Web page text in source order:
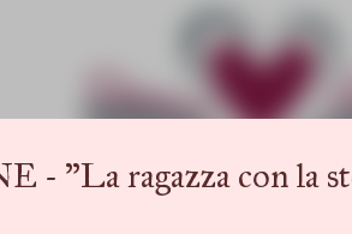
"La ragazza con la